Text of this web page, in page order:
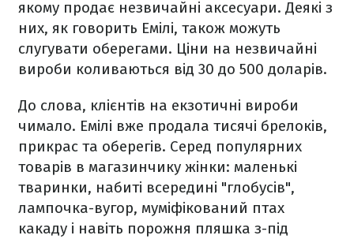
якому продає незвичайні аксесуари. Деякі з
них, як говорить Емілі, також можуть
слугувати оберегами. Ціни на незвичайні
вироби коливаються від 30 до 500 доларів.
До слова, клієнтів на екзотичні вироби
чимало. Емілі вже продала тисячі брелоків,
прикрас та оберегів. Серед популярних
товарів в магазинчику жінки: маленькі
тваринки, набиті всередині "глобусів",
лампочка-вугор, муміфікований птах
какаду і навіть порожня пляшка з-під